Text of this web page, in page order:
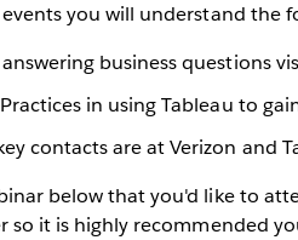
you will understand the
business questions
in using Tableau to
contacts are at Verizon and
below that you'd like to
so it is highly recommended